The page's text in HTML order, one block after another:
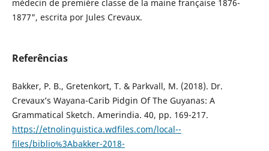
médecin de première classe de la maine française 1876-
1877", escrita por Jules Crevaux.
Referências
Bakker, P. B., Gretenkort, T. & Parkvall, M. (2018). Dr.
Crevaux’s Wayana-Carib Pidgin Of The Guyanas: A
Grammatical Sketch. Amerindia. 40, pp. 169-217.
https://etnolinguistica.wdfiles.com/local--
files/biblio%3Abakker-2018-